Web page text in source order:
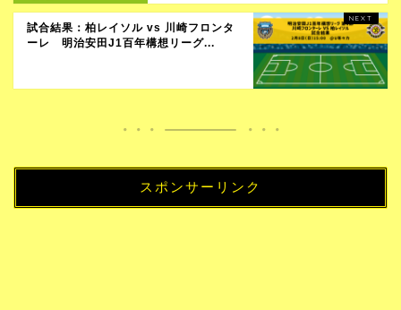
試合結果：柏レイソル vs 川崎フロンタ
ーレ 明治安田J1百年構想リーグ...
スポンサーリンク